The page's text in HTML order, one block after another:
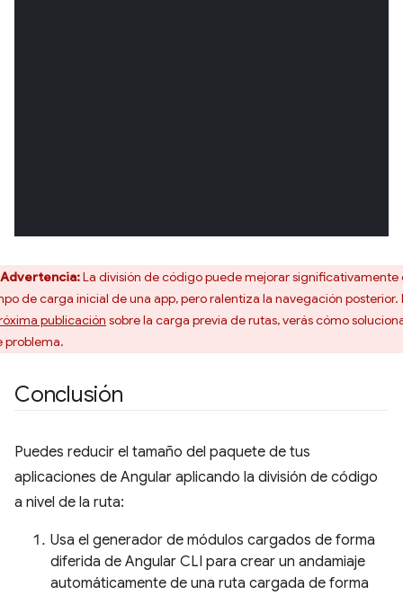
Advertencia:La división de código puede mejorar significativamente
de carga inicial de una app, pero ralentiza la navegación posterior.
publicación sobre la carga previa de rutas, verás cómo
problema.
Conclusión
Puedes reducir el tamaño del paquete de tus
aplicaciones de Angular aplicando la división de código
a nivel de la ruta:
Usa el generador de módulos cargados de forma
diferida de Angular CLI para crear un andamiaje
automáticamente de una ruta cargada de forma